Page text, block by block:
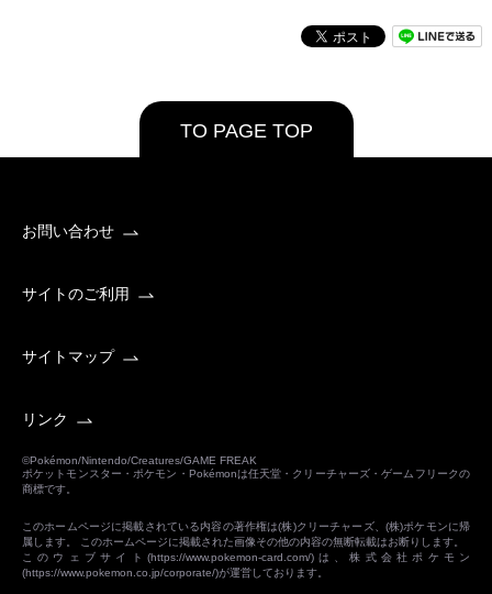
TO PAGE TOP
お問い合わせ
サイトのご利用
サイトマップ
リンク
©Pokémon/Nintendo/Creatures/GAME FREAK
ポケットモンスター・ポケモン・Pokémonは任天堂・クリーチャーズ・ゲームフリークの
商標です。
このホームページに掲載されている内容の著作権は(株)クリーチャーズ、(株)ポケモンに帰
属します。 このホームページに掲載された画像その他の内容の無断転載はお断りします。
このウェブサイト(https://www.pokemon-card.com/)は、株式会社ポケモン
(https://www.pokemon.co.jp/corporate/)が運営しております。